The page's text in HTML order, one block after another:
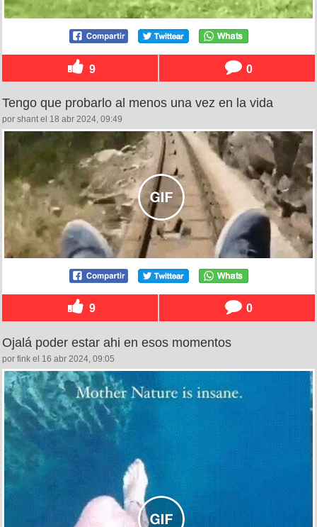
9 0
Tengo que probarlo al menos una vez en la vida
por shant el 18 abr 2024, 09:49
9 0
Ojalá poder estar ahi en esos momentos
por fink el 16 abr 2024, 09:05